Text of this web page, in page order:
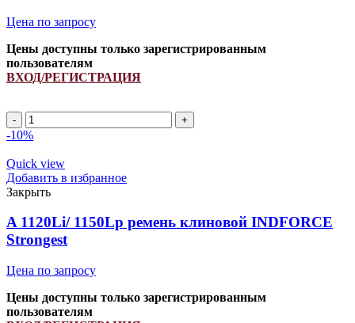
Цена по запросу
Цены доступны только зарегистрированным
пользователям
ВХОД/РЕГИСТРАЦИЯ
A
1090Li/
ремень
клиновой
INDFORCE
Strongest
quantity
-10%
Quick view
Добавить в избранное
Закрыть
A 1120Li/ 1150Lp ремень клиновой INDFORCE
Strongest
Цена по запросу
Цены доступны только зарегистрированным
пользователям